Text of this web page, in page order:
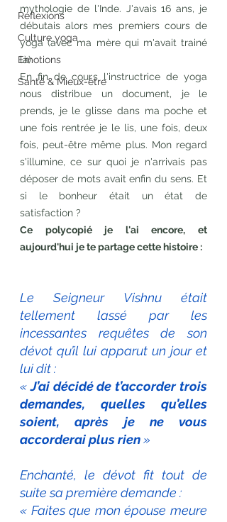
Réflexions
Culture yoga
Emotions
Santé & Mieux-être
mythologie de l'Inde. J'avais 16 ans, je
débutais alors mes premiers cours de
yoga (avec ma mère qui m'avait trainé
là).
En fin de cours l'instructrice de yoga
nous distribue un document, je le
prends, je le glisse dans ma poche et
une fois rentrée je le lis, une fois, deux
fois, peut-être même plus. Mon regard
s'illumine, ce sur quoi je n'arrivais pas
déposer de mots avait enfin du sens. Et
si le bonheur était un état de
satisfaction ?
Ce polycopié je l'ai encore, et
aujourd'hui je te partage cette histoire :
Le Seigneur Vishnu était
tellement lassé par les
incessantes requêtes de son
dévot qu’il lui apparut un jour et
lui dit :
« J’ai décidé de t’accorder trois
demandes, quelles qu’elles
soient, après je ne vous
accorderai plus rien »
Enchanté, le dévot fit tout de
suite sa première demande :
« Faites que mon épouse meure